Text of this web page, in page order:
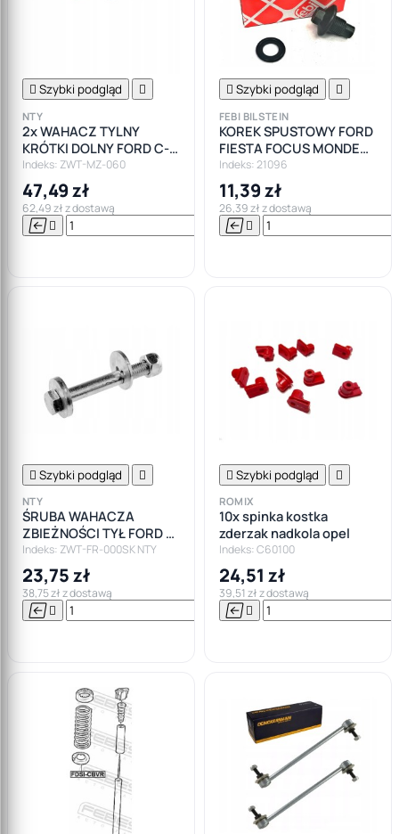
 Szybki podgląd 
NTY
2x WAHACZ TYLNY
KRÓTKI DOLNY FORD C-
MAX FOCUS MK1 MK2
Indeks: ZWT-MZ-060
47,49 zł
62,49 zł z dostawą
  

 Szybki podgląd 
FEBI BILSTEIN
KOREK SPUSTOWY FORD
FIESTA FOCUS MONDEO
GALAXY KA
Indeks: 21096
11,39 zł
26,39 zł z dostawą
 
 Szybki podgląd 
NTY
ŚRUBA WAHACZA
ZBIEŻNOŚCI TYŁ FORD S-
MAX MONDEO MK4
Indeks: ZWT-FR-000SK NTY
23,75 zł
38,75 zł z dostawą
  

 Szybki podgląd 
ROMIX
10x spinka kostka
zderzak nadkola opel
Indeks: C60100
24,51 zł
39,51 zł z dostawą
 